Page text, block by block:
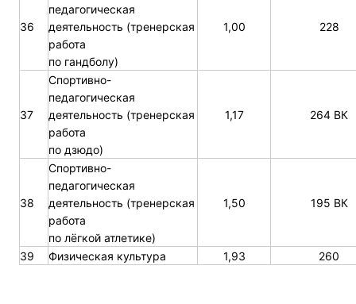
36
педагогическая
деятельность (тренерская
работа
по гандболу)
1,00 228
37
Спортивно-
педагогическая
деятельность (тренерская
работа
по дзюдо)
1,17 264 ВК
38
Спортивно-
педагогическая
деятельность (тренерская
работа
по лёгкой атлетике)
1,50 195 ВК
39 Физическая культура 1,93 260